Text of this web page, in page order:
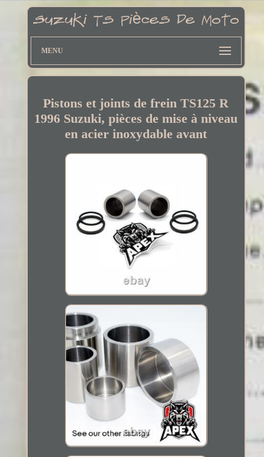
MENU
Pistons et joints de frein TS125 R
1996 Suzuki, pièces de mise à niveau
en acier inoxydable avant